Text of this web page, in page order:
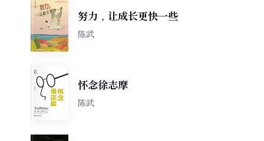
努力，让成长更快一些
陈武
怀念徐志摩
陈武